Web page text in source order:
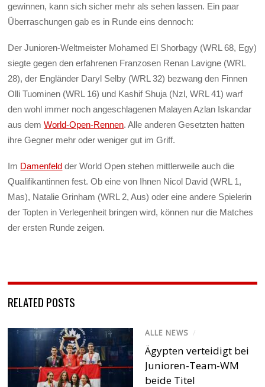
gewinnen, kann sich sicher mehr als sehen lassen. Ein paar
Überraschungen gab es in Runde eins dennoch:
Der Junioren-Weltmeister Mohamed El Shorbagy (WRL 68, Egy)
siegte gegen den erfahrenen Franzosen Renan Lavigne (WRL
28), der Engländer Daryl Selby (WRL 32) bezwang den Finnen
Olli Tuominen (WRL 16) und Kashif Shuja (Nzl, WRL 41) warf
den wohl immer noch angeschlagenen Malayen Azlan Iskandar
aus demWorld-Open-Rennen. Alle anderen Gesetzten hatten
ihre Gegner mehr oder weniger gut im Griff.
Im Damenfeld der World Open stehen mittlerweile auch die
Qualifikantinnen fest. Ob eine von Ihnen Nicol David (WRL 1,
Mas), Natalie Grinham (WRL 2, Aus) oder eine andere Spielerin
der Topten in Verlegenheit bringen wird, können nur die Matches
der ersten Runde zeigen.
RELATED POSTS
ALLE NEWS /
Ägypten verteidigt bei
Junioren-Team-WM
beide Titel